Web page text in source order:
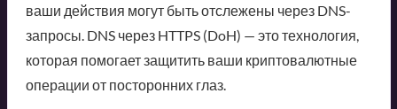
ваши действия могут быть отслежены через DNS-
запросы. DNS через HTTPS (DoH) — это технология,
которая помогает защитить ваши криптовалютные
операции от посторонних глаз.